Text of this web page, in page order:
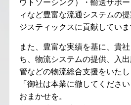
ウトソーシング）・輸送サポ
ィなど豊富な流通システムの提
ジスティックスに貢献していま
また、豊富な実績を基に、貴
ち、物流システムの提供、
入
管などの物流総合支援をいたし
「御社は本業に徹してくださ
おまかせを。